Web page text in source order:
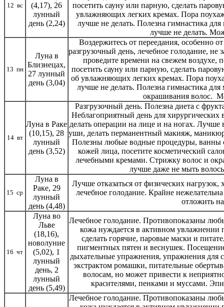
12 вс
(4,17), 26
лунный
день (2,24)
посетить сауну или парную, сделать
увлажняющих легких кремах. Пора
лучше не делать. Полезна гимнастика
лучше не делать.
13 пн
Луна в
Близнецах,
27 лунный
день (3,04)
Воздержитесь от переедания, особенно
разгрузочный день, лечебное голодание,
проведите времени на свежем
посетить сауну или парную, сделать
об увлажняющих легких кремах. Пора
лучше не делать. Полезна гимнастика
окрашивания волос.
14 вт
Луна в Раке
(10,15), 28
лунный
день (3,52)
Разгрузочный день. Полезна диета с
Неблагоприятный день для
делать операции на лице и на ногах.
уши, делать перманентный макияж,
Полезны любые водные процедуры, ванны
кожей лица, посетите косметический
лечебными кремами. Стрижку волос и
лучше даже не мыть
15 ср
Луна в
Раке, 29
лунный
день (4,48)
Лучше отказаться от физических
лечебное голодание. Крайне
отложить
16 чт
Луна во
Льве
(18,16),
новолуние
(5,02), 1
лунный
день, 2
лунный
день (5,49)
Лечебное голодание. Противопоказаны
кожа нуждается в активном
сделать горячие, паровые маски и
пигментных пятен и веснушек.
дыхательные упражнения, упражнения
экстрактом ромашки, питательные
волосам, но может привести к
красителями, пенками и муссами.
Лечебное голодание. Противопоказаны